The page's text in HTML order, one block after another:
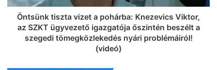
Öntsünk tiszta vizet a pohárba: Knezevics Viktor,
az SZKT ügyvezető igazgatója őszintén beszélt a
szegedi tömegközlekedés nyári problémáiról!
(videó)